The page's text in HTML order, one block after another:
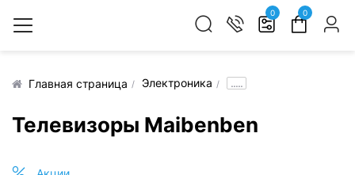
0 0
Главная страница Электроника .....
Телевизоры Maibenben